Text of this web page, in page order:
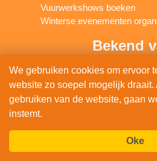
Vuurwerkshows boeken
Winterse evenementen
Bekend
We gebruiken cookies om ervoor
website zo soepel mogelijk draait.
gebruiken van de website, gaan
instemt.
Oke